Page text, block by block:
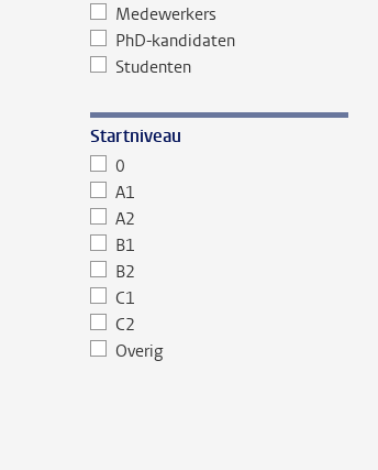
Medewerkers
PhD-kandidaten
Studenten
Startniveau
0
A1
A2
B1
B2
C1
C2
Overig